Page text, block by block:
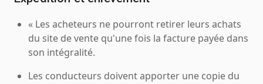
« Les acheteurs ne pourront retirer leurs achats
du site de vente qu'une fois la facture payée dans
son intégralité.
Les conducteurs doivent apporter une copie du